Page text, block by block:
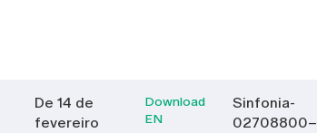
De 14 de
fevereiro
Download
EN
Sinfonia-
02708800–